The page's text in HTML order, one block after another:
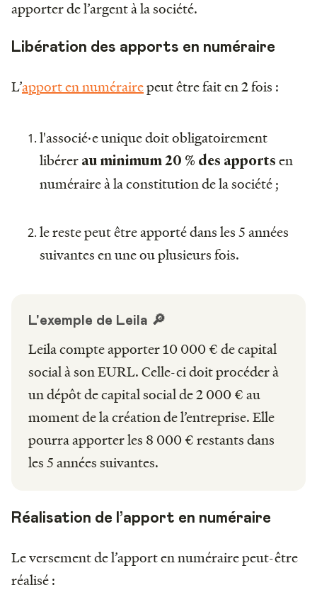
apporter de l’argent à la société.
Libération des apports en numéraire
L’apport en numérairepeut être fait en 2 fois :
l'associé·e unique doit obligatoirement
libérer au minimum 20 % des apports en
numéraire à la constitution de la société ;
le reste peut être apporté dans les 5 années
suivantes en une ou plusieurs fois.
L'exemple de Leila 🔎
Leila compte apporter 10 000 € de capital
social à son EURL. Celle-ci doit procéder à
un dépôt de capital social de 2 000 € au
moment de la création de l’entreprise. Elle
pourra apporter les 8 000 € restants dans
les 5 années suivantes.
Réalisation de l’apport en numéraire
Le versement de l’apport en numéraire peut-être
réalisé :